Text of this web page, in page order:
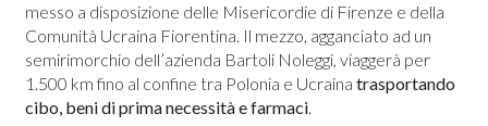
messo a disposizione delle Misericordie di Firenze e della
Comunità Ucraina Fiorentina. Il mezzo, agganciato ad un
semirimorchio dell’azienda Bartoli Noleggi, viaggerà per
1.500 km fino al confine tra Polonia e Ucraina trasportando
cibo, beni di prima necessità e farmaci.